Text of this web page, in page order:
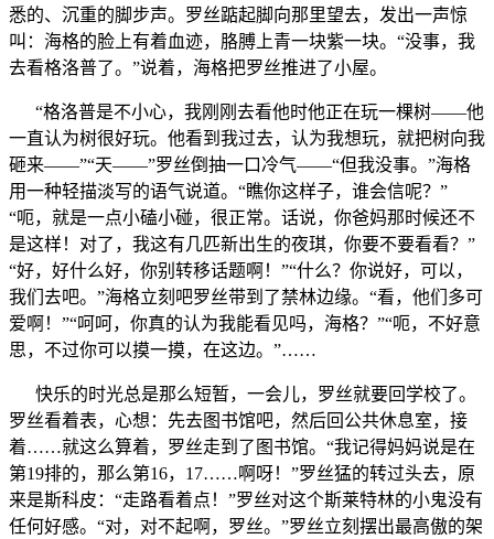
悉的、沉重的脚步声。罗丝踮起脚向那里望去，发出一声惊
叫：海格的脸上有着血迹，胳膊上青一块紫一块。“没事，我
去看格洛普了。”说着，海格把罗丝推进了小屋。
“格洛普是不小心，我刚刚去看他时他正在玩一棵树——他
一直认为树很好玩。他看到我过去，认为我想玩，就把树向我
砸来——”“天——”罗丝倒抽一口冷气——“但我没事。”海格
用一种轻描淡写的语气说道。“瞧你这样子，谁会信呢？”
“呃，就是一点小磕小碰，很正常。话说，你爸妈那时候还不
是这样！对了，我这有几匹新出生的夜琪，你要不要看看？”
“好，好什么好，你别转移话题啊！”“什么？你说好，可以，
我们去吧。”海格立刻吧罗丝带到了禁林边缘。“看，他们多可
爱啊！”“呵呵，你真的认为我能看见吗，海格？”“呃，不好意
思，不过你可以摸一摸，在这边。”……
快乐的时光总是那么短暂，一会儿，罗丝就要回学校了。
罗丝看着表，心想：先去图书馆吧，然后回公共休息室，接
着……就这么算着，罗丝走到了图书馆。“我记得妈妈说是在
第19排的，那么第16，17……啊呀！”罗丝猛的转过头去，原
来是斯科皮：“走路看着点！”罗丝对这个斯莱特林的小鬼没有
任何好感。“对，对不起啊，罗丝。”罗丝立刻摆出最高傲的架